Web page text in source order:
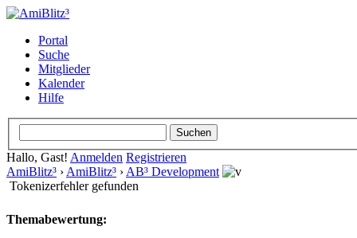
Portal
Suche
Mitglieder
Kalender
Hilfe
Hallo, Gast! Anmelden Registrieren
AmiBlitz³ › AmiBlitz³ › AB³ Development
Tokenizerfehler gefunden
Themabewertung: